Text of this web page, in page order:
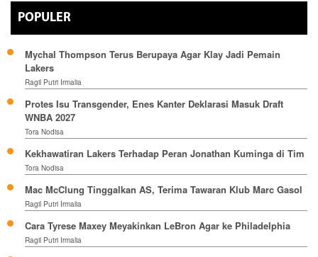
POPULER
Mychal Thompson Terus Berupaya Agar Klay Jadi Pemain
Lakers
Ragil Putri Irmalia
Protes Isu Transgender, Enes Kanter Deklarasi Masuk Draft
WNBA 2027
Tora Nodisa
Kekhawatiran Lakers Terhadap Peran Jonathan Kuminga di Tim
Tora Nodisa
Mac McClung Tinggalkan AS, Terima Tawaran Klub Marc Gasol
Ragil Putri Irmalia
Cara Tyrese Maxey Meyakinkan LeBron Agar ke Philadelphia
Ragil Putri Irmalia